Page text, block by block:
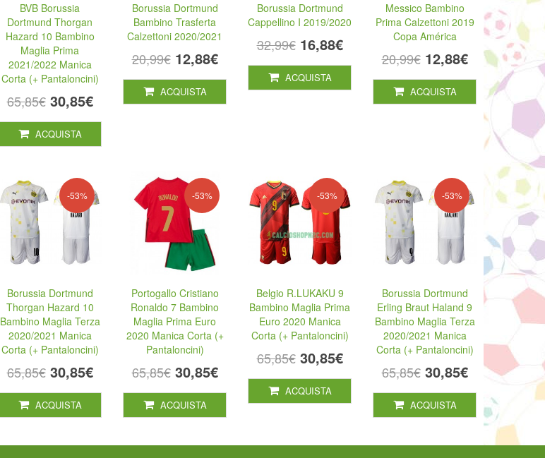
BVB Borussia
Dortmund Thorgan
Hazard 10 Bambino
Maglia Prima
2021/2022 Manica
Corta (+ Pantaloncini)
65,85€ 30,85€
ACQUISTA
Borussia Dortmund
Bambino Trasferta
Calzettoni 2020/2021
20,99€ 12,88€
ACQUISTA
Borussia Dortmund
Cappellino I 2019/2020
32,99€ 16,88€
ACQUISTA
Messico Bambino
Prima Calzettoni 2019
Copa América
20,99€ 12,88€
ACQUISTA
-53%
Borussia Dortmund
Thorgan Hazard 10
Bambino Maglia Terza
2020/2021 Manica
Corta (+ Pantaloncini)
65,85€ 30,85€
ACQUISTA
-53%
Portogallo Cristiano
Ronaldo 7 Bambino
Maglia Prima Euro
2020 Manica Corta (+
Pantaloncini)
65,85€ 30,85€
ACQUISTA
-53%
Belgio R.LUKAKU 9
Bambino Maglia Prima
Euro 2020 Manica
Corta (+ Pantaloncini)
65,85€ 30,85€
ACQUISTA
-53%
Borussia Dortmund
Erling Braut Haland 9
Bambino Maglia Terza
2020/2021 Manica
Corta (+ Pantaloncini)
65,85€ 30,85€
ACQUISTA